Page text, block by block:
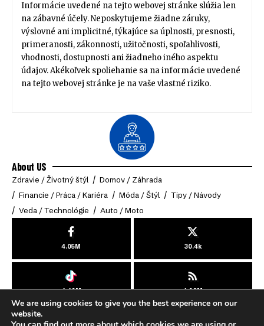
Informácie uvedené na tejto webovej stránke slúžia len
na zábavné účely. Neposkytujeme žiadne záruky,
výslovné ani implicitné, týkajúce sa úplnosti, presnosti,
primeranosti, zákonnosti, užitočnosti, spoľahlivosti,
vhodnosti, dostupnosti ani žiadneho iného aspektu
údajov. Akékoľvek spoliehanie sa na informácie uvedené
na tejto webovej stránke je na vaše vlastné riziko.
About US
Zdravie / Životný štýl
Domov / Záhrada
Financie / Práca / Kariéra
Móda / Štýl
Tipy / Návody
Veda / Technológie
Auto / Moto
4.05M 30.4k
4.49M 4.03M
© 2025 Online-Klub. All Rights Reserved.
We are using cookies to give you the best experience on our
website.